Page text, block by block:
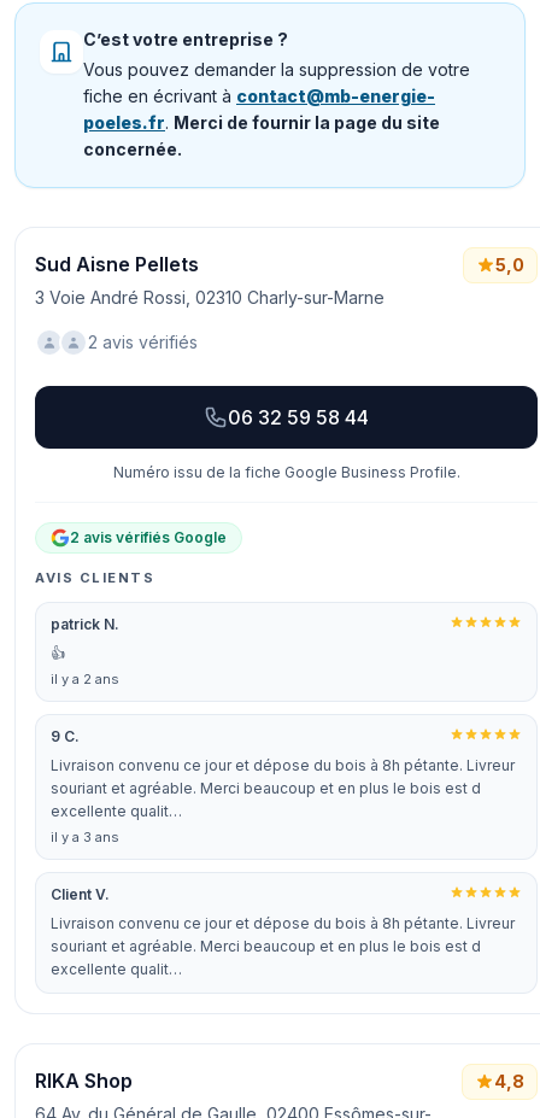
C’est votre entreprise ?
Vous pouvez demander la suppression de votre
fiche en écrivant à contact@mb-energie-
poeles.fr. Merci de fournir la page du site
concernée.
Sud Aisne Pellets
3 Voie André Rossi, 02310 Charly-sur-Marne
5,0
2 avis vérifiés
06 32 59 58 44
Numéro issu de la fiche Google Business Profile.
2 avis vérifiés Google
AVIS CLIENTS
patrick N.
👍
il y a 2 ans
9 C.
Livraison convenu ce jour et dépose du bois à 8h pétante. Livreur
souriant et agréable. Merci beaucoup et en plus le bois est d
excellente qualit…
il y a 3 ans
Client V.
Livraison convenu ce jour et dépose du bois à 8h pétante. Livreur
souriant et agréable. Merci beaucoup et en plus le bois est d
excellente qualit…
RIKA Shop
64 Av. du Général de Gaulle, 02400 Essômes-sur-
4,8